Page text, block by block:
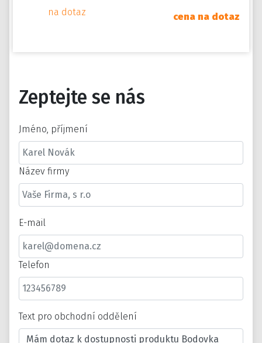
na dotaz cena na dotaz
Zeptejte se nás
Jméno, příjmení
Název firmy
E-mail
Telefon
Text pro obchodní oddělení